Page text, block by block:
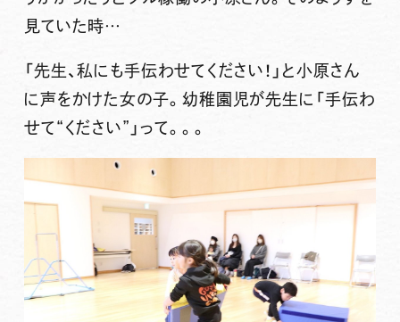
見ていた時…
「先生、私にも手伝わせてください！」と小原さん
に声をかけた女の子。幼稚園児が先生に「手伝わ
せて“ください”」って。。。